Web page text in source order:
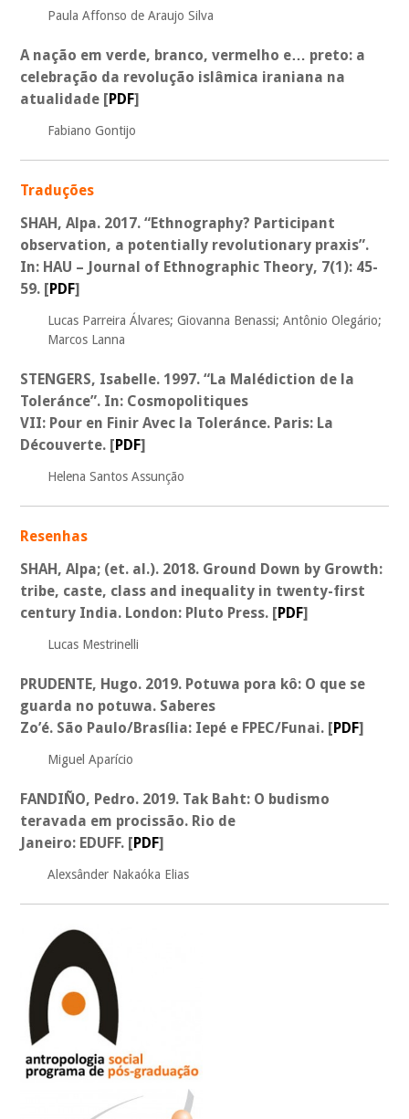
Paula Affonso de Araujo Silva
A nação em verde, branco, vermelho e… preto: a
celebração da revolução islâmica iraniana na
atualidade [PDF]
Fabiano Gontijo
Traduções
SHAH, Alpa. 2017. “Ethnography? Participant
observation, a potentially revolutionary praxis”.
In: HAU – Journal of Ethnographic Theory, 7(1): 45-
59. [PDF]
Lucas Parreira Álvares; Giovanna Benassi; Antônio Olegário;
Marcos Lanna
STENGERS, Isabelle. 1997. “La Malédiction de la
Toleránce”. In: Cosmopolitiques
VII: Pour en Finir Avec la Toleránce. Paris: La
Découverte. [PDF]
Helena Santos Assunção
Resenhas
SHAH, Alpa; (et. al.). 2018. Ground Down by Growth:
tribe, caste, class and inequality in twenty-first
century India. London: Pluto Press. [PDF]
Lucas Mestrinelli
PRUDENTE, Hugo. 2019. Potuwa pora kô: O que se
guarda no potuwa. Saberes
Zo’é. São Paulo/Brasília: Iepé e FPEC/Funai. [PDF]
Miguel Aparício
FANDIÑO, Pedro. 2019. Tak Baht: O budismo
teravada em procissão. Rio de
Janeiro: EDUFF. [PDF]
Alexsânder Nakaóka Elias